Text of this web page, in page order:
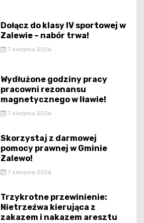
Dołącz do klasy IV sportowej w
Zalewie – nabór trwa!
7 sierpnia 2026
Wydłużone godziny pracy
pracowni rezonansu
magnetycznego w Iławie!
7 sierpnia 2026
Skorzystaj z darmowej
pomocy prawnej w Gminie
Zalewo!
7 sierpnia 2026
Trzykrotne przewinienie:
Nietrzeźwa kierująca z
zakazem i nakazem aresztu